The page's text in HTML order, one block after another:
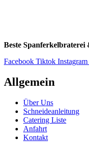
Beste
Facebook Tiktok Instagram
Allgemein
Über Uns
Schneideanleitung
Catering Liste
Anfahrt
Kontakt